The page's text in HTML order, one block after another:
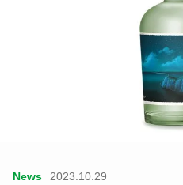
News 2023.10.29